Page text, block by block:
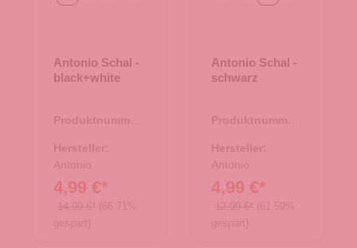
Antonio Schal -
black+white
Produktnummer:
Hersteller:
Antonio
4,99 €*
14,99 €* (66.71%
gespart)
Antonio Schal -
schwarz
Produktnummer:
Hersteller:
Antonio
4,99 €*
12,99 €* (61.59%
gespart)